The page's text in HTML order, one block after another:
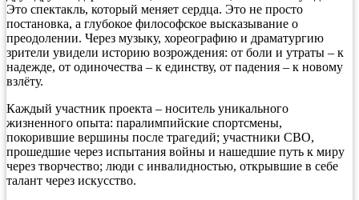
Это спектакль, который меняет сердца. Это не просто
постановка, а глубокое философское высказывание о
преодолении. Через музыку, хореографию и драматургию
зрители увидели историю возрождения: от боли и утраты – к
надежде, от одиночества – к единству, от падения – к новому
взлёту.
Каждый участник проекта – носитель уникального
жизненного опыта: паралимпийские спортсмены,
покорившие вершины после трагедий; участники СВО,
прошедшие через испытания войны и нашедшие путь к миру
через творчество; люди с инвалидностью, открывшие в себе
талант через искусство.